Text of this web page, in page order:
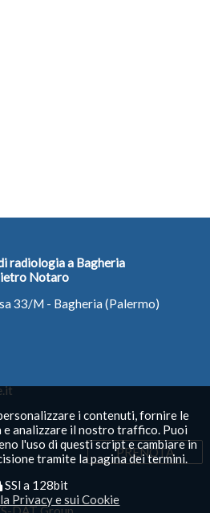
radiologia a Bagheria
Notaro
33/M - Bagheria (Palermo)
PRENOTA
i contenuti, fornire le
e analizzare il nostro traffico. Puoi
l'uso di questi script e cambiare in
tramite la pagina dei termini.
SSl a 128bit
Privacy e sui Cookie